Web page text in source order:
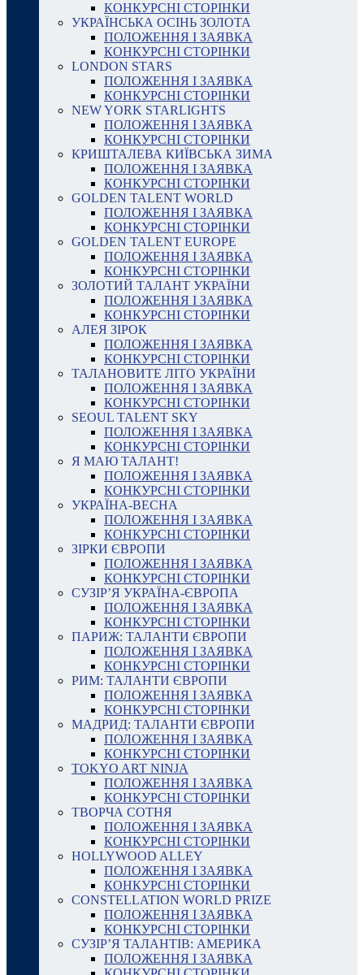
КОНКУРСНІ СТОРІНКИ
УКРАЇНСЬКА ОСІНЬ ЗОЛОТА
ПОЛОЖЕННЯ І ЗАЯВКА
КОНКУРСНІ СТОРІНКИ
LONDON STARS
ПОЛОЖЕННЯ І ЗАЯВКА
КОНКУРСНІ СТОРІНКИ
NEW YORK STARLIGHTS
ПОЛОЖЕННЯ І ЗАЯВКА
КОНКУРСНІ СТОРІНКИ
КРИШТАЛЕВА КИЇВСЬКА ЗИМА
ПОЛОЖЕННЯ І ЗАЯВКА
КОНКУРСНІ СТОРІНКИ
GOLDEN TALENT WORLD
ПОЛОЖЕННЯ І ЗАЯВКА
КОНКУРСНІ СТОРІНКИ
GOLDEN TALENT EUROPE
ПОЛОЖЕННЯ І ЗАЯВКА
КОНКУРСНІ СТОРІНКИ
ЗОЛОТИЙ ТАЛАНТ УКРАЇНИ
ПОЛОЖЕННЯ І ЗАЯВКА
КОНКУРСНІ СТОРІНКИ
АЛЕЯ ЗІРОК
ПОЛОЖЕННЯ І ЗАЯВКА
КОНКУРСНІ СТОРІНКИ
ТАЛАНОВИТЕ ЛІТО УКРАЇНИ
ПОЛОЖЕННЯ І ЗАЯВКА
КОНКУРСНІ СТОРІНКИ
SEOUL TALENT SKY
ПОЛОЖЕННЯ І ЗАЯВКА
КОНКУРСНІ СТОРІНКИ
Я МАЮ ТАЛАНТ!
ПОЛОЖЕННЯ І ЗАЯВКА
КОНКУРСНІ СТОРІНКИ
УКРАЇНА-ВЕСНА
ПОЛОЖЕННЯ І ЗАЯВКА
КОНКУРСНІ СТОРІНКИ
ЗІРКИ ЄВРОПИ
ПОЛОЖЕННЯ І ЗАЯВКА
КОНКУРСНІ СТОРІНКИ
СУЗІР’Я УКРАЇНА-ЄВРОПА
ПОЛОЖЕННЯ І ЗАЯВКА
КОНКУРСНІ СТОРІНКИ
ПАРИЖ: ТАЛАНТИ ЄВРОПИ
ПОЛОЖЕННЯ І ЗАЯВКА
КОНКУРСНІ СТОРІНКИ
РИМ: ТАЛАНТИ ЄВРОПИ
ПОЛОЖЕННЯ І ЗАЯВКА
КОНКУРСНІ СТОРІНКИ
МАДРИД: ТАЛАНТИ ЄВРОПИ
ПОЛОЖЕННЯ І ЗАЯВКА
КОНКУРСНІ СТОРІНКИ
TOKYO ART NINJA
ПОЛОЖЕННЯ І ЗАЯВКА
КОНКУРСНІ СТОРІНКИ
ТВОРЧА СОТНЯ
ПОЛОЖЕННЯ І ЗАЯВКА
КОНКУРСНІ СТОРІНКИ
HOLLYWOOD ALLEY
ПОЛОЖЕННЯ І ЗАЯВКА
КОНКУРСНІ СТОРІНКИ
CONSTELLATION WORLD PRIZE
ПОЛОЖЕННЯ І ЗАЯВКА
КОНКУРСНІ СТОРІНКИ
СУЗІР’Я ТАЛАНТІВ: АМЕРИКА
ПОЛОЖЕННЯ І ЗАЯВКА